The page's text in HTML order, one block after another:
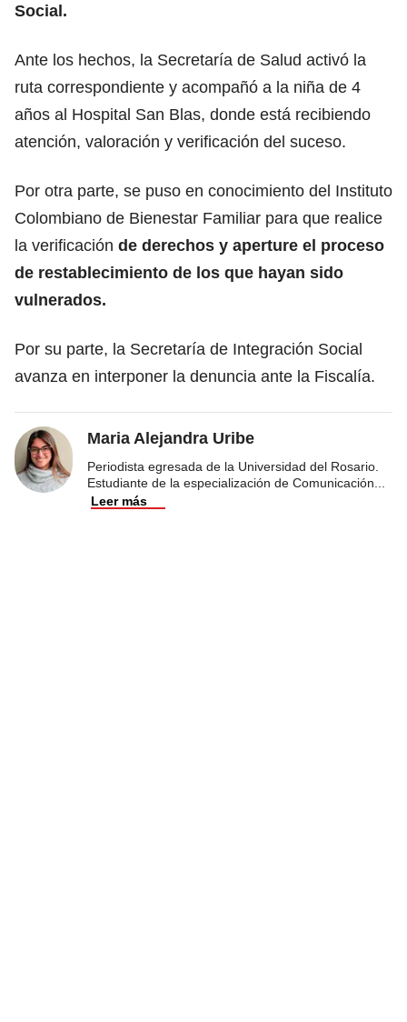
Social.
Ante los hechos, la Secretaría de Salud activó la
ruta correspondiente y acompañó a la niña de 4
años al Hospital San Blas, donde está recibiendo
atención, valoración y verificación del suceso.
Por otra parte, se puso en conocimiento del Instituto
Colombiano de Bienestar Familiar para que realice
la verificación de derechos y aperture el proceso
de restablecimiento de los que hayan sido
vulnerados.
Por su parte, la Secretaría de Integración Social
avanza en interponer la denuncia ante la Fiscalía.
Maria Alejandra Uribe
Periodista egresada de la Universidad del Rosario.
Estudiante de la especialización de Comunicación
Leer más